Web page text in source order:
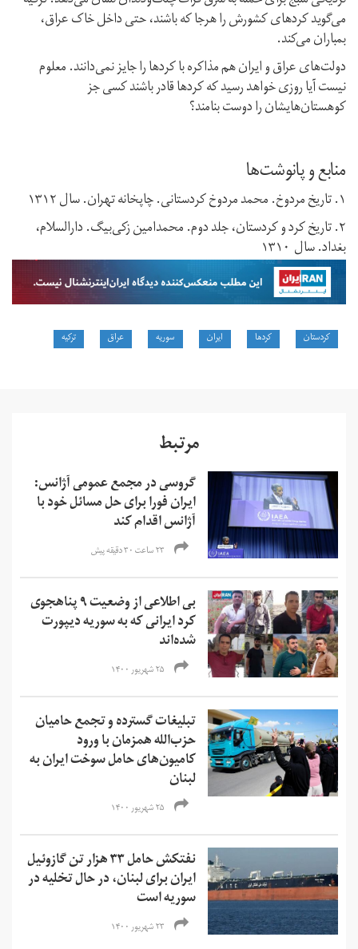
می‌گوید کردهای کشورش را هرجا که باشند، حتی داخل خاک عراق،
بمباران می‌کند.
دولت‌های عراق و ایران هم مذاکره با کردها را جایز نمی‌دانند. معلوم
نیست آیا روزی خواهد رسید که کردها قادر باشند کسی جز
کوهستان‌هایشان را دوست بنامند؟
منابع و پانوشت‌ها
۱. تاریخ مردوخ. محمد مردوخ کردستانی. چاپخانه‌ تهران. سال ۱۳۱۲
۲. تاریخ کرد و کردستان، جلد دوم. محمدامین زکی‌بیگ. دارالسلام،
بغداد. سال ۱۳۱۰
کردستان کردها ایران سوریه عراق ترکیه
مرتبط
گروسی در مجمع عمومی آژانس:
ایران فورا برای حل مسائل خود با
آژانس اقدام کند
۲۳ ساعت ۳۰ دقیقه پیش
بی اطلاعی از وضعیت ۹ پناهجوی
کرد ایرانی که به سوریه دیپورت
شده‌اند
۲۵ شهریور ۱۴۰۰
تبلیغات گسترده و تجمع حامیان
حزب‌الله همزمان با ورود
کامیون‌های حامل سوخت ایران به
لبنان
۲۵ شهریور ۱۴۰۰
نفتکش حامل ۳۳ هزار تن گازوئیل
ایران برای لبنان، در حال تخلیه در
سوریه است
۲۳ شهریور ۱۴۰۰